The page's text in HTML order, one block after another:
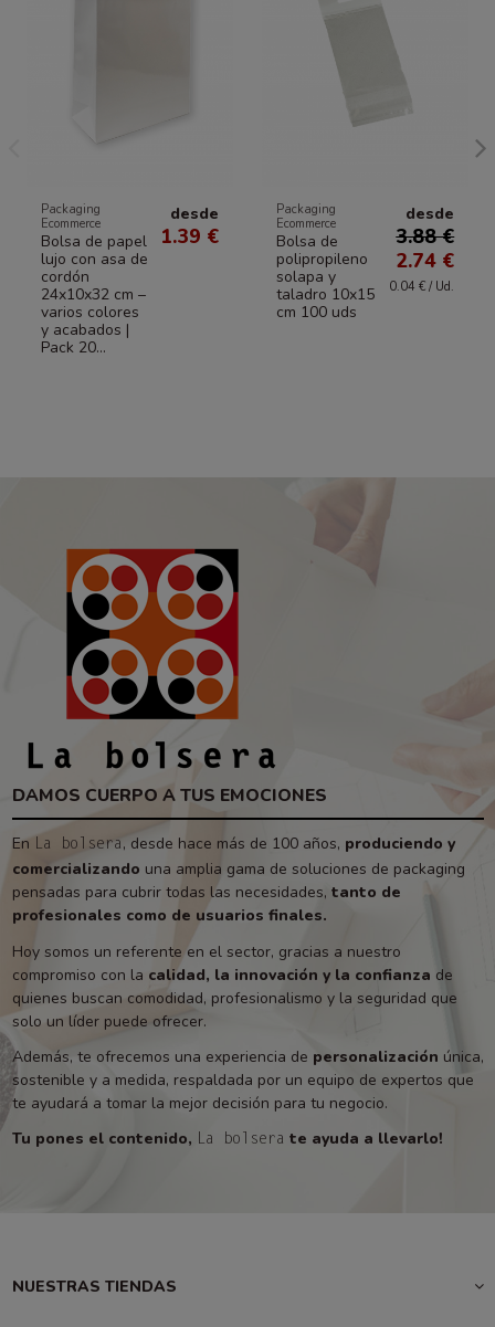
Packaging
Ecommerce
Bolsa de papel
lujo con asa de
cordón
24x10x32 cm –
varios colores
y acabados |
Pack 20...
desde
1.39 €
Packaging
Ecommerce
Bolsa de
polipropileno
solapa y
taladro 10x15
cm 100 uds
desde
3.88 €
2.74 €
0.04 € / Ud.
DAMOS CUERPO A TUS EMOCIONES
En La bolsera , desde hace más de 100 años, produciendo y
comercializando una amplia gama de soluciones de packaging
pensadas para cubrir todas las necesidades, tanto de
profesionales como de usuarios finales.
Hoy somos un referente en el sector, gracias a nuestro
compromiso con la calidad, la innovación y la confianza de
quienes buscan comodidad, profesionalismo y la seguridad que
solo un líder puede ofrecer.
Además, te ofrecemos una experiencia de personalización única,
sostenible y a medida, respaldada por un equipo de expertos que
te ayudará a tomar la mejor decisión para tu negocio.
Tu pones el contenido, La bolsera te ayuda a llevarlo!
NUESTRAS TIENDAS